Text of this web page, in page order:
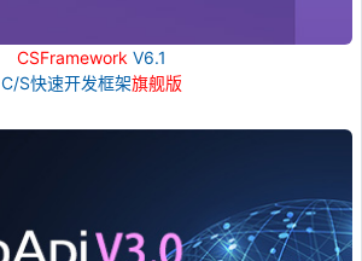
CSFramework V6.1
C/S快速开发框架旗舰版